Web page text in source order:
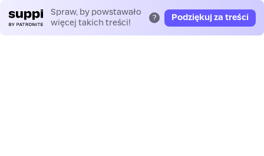
Spraw, by powstawało
więcej takich treści!
? Podziękuj za treści